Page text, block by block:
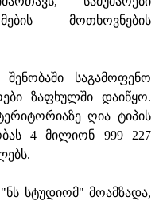
მოთხოვნების
საგამოფენო
ზაფხულში დაიწყო.
ღია ტიპის
4 მილიონ 999 227
სტუდიომ" მოამზადა,